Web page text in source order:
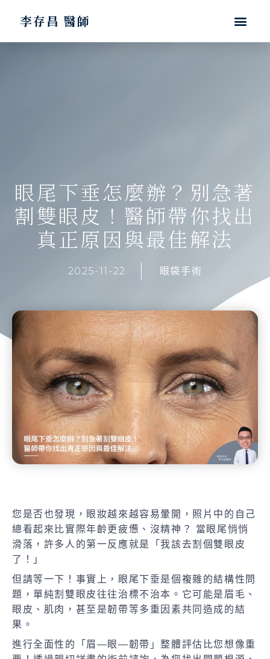
李存昌 醫師
眼尾下垂怎麼辦？別急著
割雙眼皮！醫師帶你找出
真正原因與最佳解法
2025-11-22 眼袋手術
您是否也發現，眼妝越來越容易暈開，照片中的自己
總看起來比實際年齡更疲憊、沒精神？ 當眼尾悄悄
滑落，許多人的第一反應就是「我該去割個雙眼皮
了！」
但請等一下！事實上，眼尾下垂是個複雜的結構性問
題，單純割雙眼皮往往治標不治本。它可能是眉毛、
眼皮、肌肉，甚至是韌帶等多重因素共同造成的結
果。
進行全面性的「眉—眼—韌帶」整體評估比您想像重